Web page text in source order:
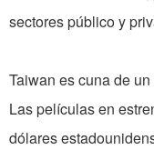
sectores público y
Taiwan es cuna de
Las películas en
dólares